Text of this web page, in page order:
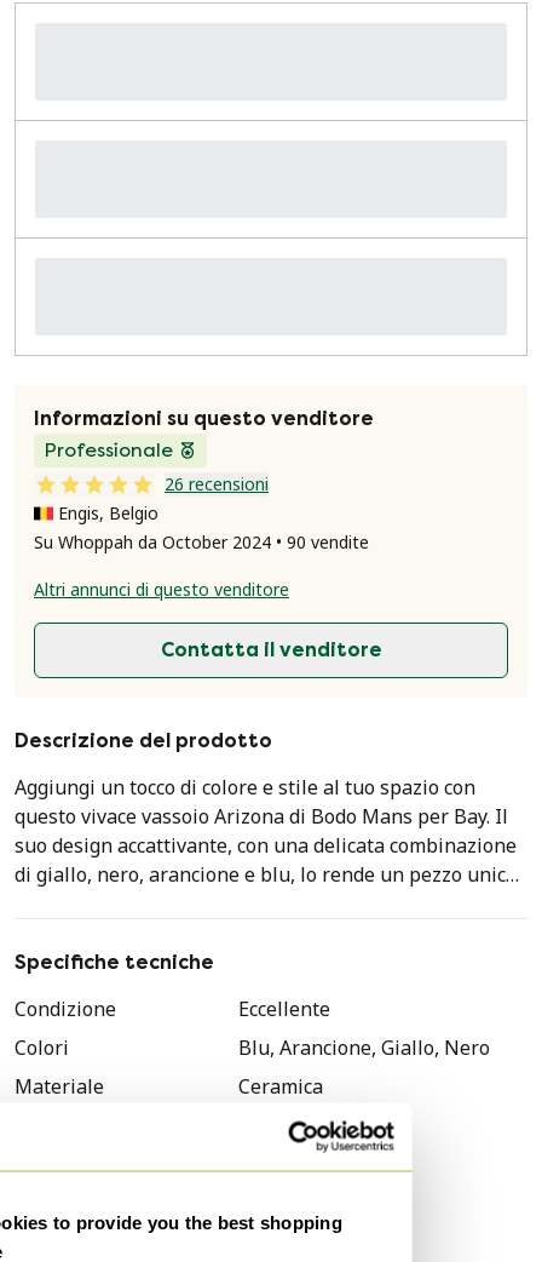
to provide you the best shopping
Informazioni su questo venditore
Professionale
26 recensioni
Engis, Belgio
Su Whoppah da October 2024 • 90 vendite
Altri annunci di questo venditore
Contatta il venditore
Descrizione del prodotto
Aggiungi un tocco di colore e stile al tuo spazio con
questo vivace vassoio Arizona di Bodo Mans per Bay. Il
suo design accattivante, con una delicata combinazione
di giallo, nero, arancione e blu, lo rende un pezzo unico
funzionale che decorativo.
resistenza e una finitura elegante.
- Il suo stile Mid-Century Modern aggiunge un tocco di
fascino retrò al tuo arredamento.
Non lasciarti sfuggire questo pezzo elegante e pratico
che illuminerà la tua casa.
Specifiche tecniche
Condizione
Eccellente
Colori
Blu, Arancione, Giallo, Nero
Materiale
Ceramica
Marchio
Bay Keramik
Larghezza